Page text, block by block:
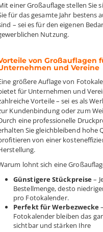
einer Großauflage stellen Sie
für das gesamte Jahr bestens
– sei es für den eigenen
Nutzung.
von Großauflagen
und Vereine
größere Auflage von
für Unternehmen und
Vorteile – sei es als
Kundenbindung oder zum
eine professionelle
Sie gleichbleibend hohe
von einer
lohnt sich eine
Günstigere Stückpreise–
Bestellmenge, desto
pro Fotokalender.
Perfekt für Werbezwecke–
Fotokalender bleiben das
sichtbar und stärken Ihre